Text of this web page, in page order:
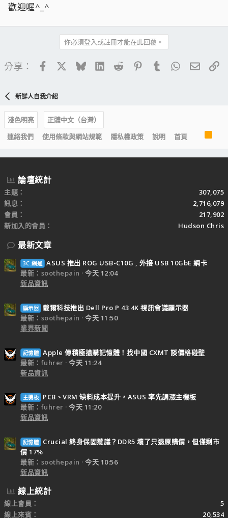
歡迎喔^_^
你必須登入或註冊才能在此回覆。
分享： FacebookBlueskyLinkedIn
Reddit PinterestTumblrWhatsApp
電子
新鮮人自我介紹
淺色明亮
正體中文（台灣）
連絡我們
使用條款與網站規範 隱私權政策 說明 首頁
R
S
S
論壇統計
主題
307,075
訊息
2,716,079
會員
217,902
新加入的會員
Hudson Chris
最新文章
3C.網通 ASUS 推出 ROG USB-C10G , 外接 USB 10GbE 網卡
最新：soothepain
今天 12:04
新品資訊
顯示器 戴爾科技推出 Dell Pro P 43 4K 視訊會議顯示器
最新：soothepain
今天 11:50
業界新聞
記憶體 Apple 傳積極搶購記憶體！找中國 CXMT 談價格碰壁
最新：fuhrer
今天 11:24
新品資訊
主機板
PCB、VRM 缺料成本提升，ASUS 率先調漲主機板
最新：fuhrer
今天 11:20
新品資訊
記憶體
Crucial 終身保固惹議？DDR5 壞了只退原購價，但僅剩市
價 17%
最新：soothepain
今天 10:56
新品資訊
線上統計
線上會員
5
線上來賓
20,534